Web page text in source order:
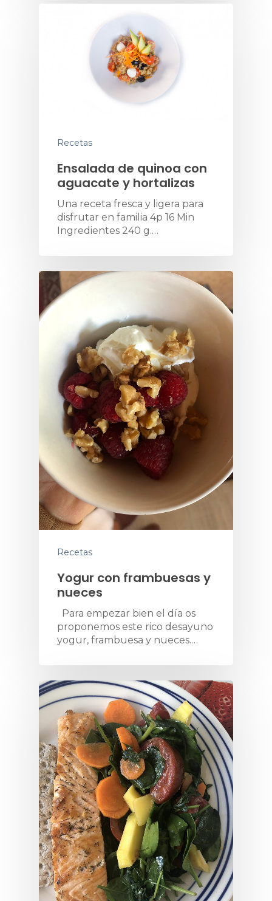
Recetas
Ensalada de quinoa con
aguacate y hortalizas
Una receta fresca y ligera para
disfrutar en familia 4p 16 Min
Ingredientes 240 g.…
Recetas
Yogur con frambuesas y
nueces
Para empezar bien el día os
proponemos este rico desayuno
yogur, frambuesa y nueces.…